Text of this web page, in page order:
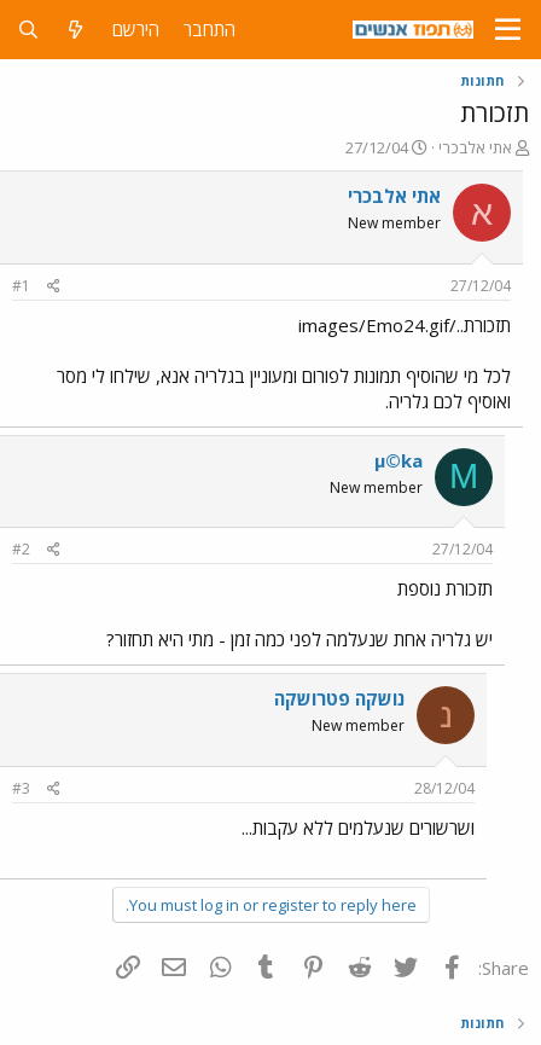
התחבר הירשם
חתונות
תזכורת
פ
ו
ת
ח
ה
ש
א
אתי אלבכרי
פ
ו
ר
ם
ר
27/12/04
א אתי אלבכרי
New member
27/12/04
#1
תזכורת../images/Emo24.gif
לכל מי שהוסיף תמונות לפורום ומעוניין בגלריה אנא, שילחו לי מסר
ואוסיף לכם גלריה.
Μ
µ©ka
New member
27/12/04
#2
תזכורת נוספת
יש גלריה אחת שנעלמה לפני כמה זמן - מתי היא תחזור?
נ נושקה פטרושקה
New member
28/12/04
#3
ושרשורים שנעלמים ללא עקבות...
You must log in or register to reply here.
Share: פייסבוק Twitter
Reddit
Pinterest
Tumblr
WhatsAppדואר אלקטרוני
חתונות